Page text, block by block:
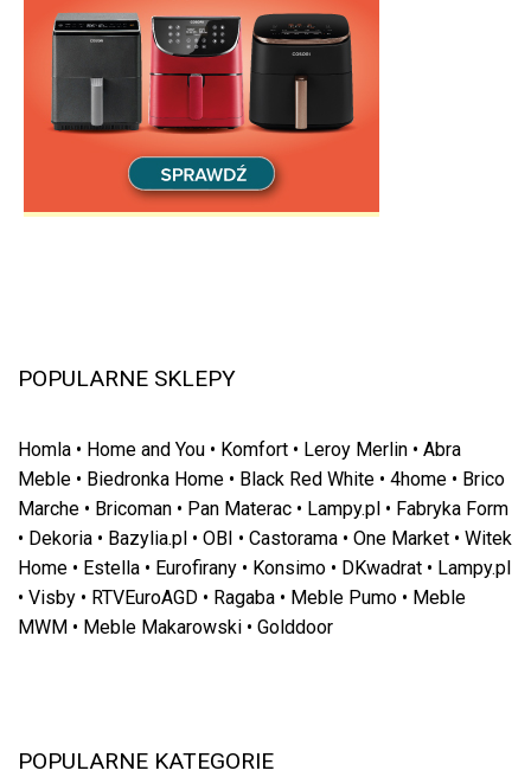
POPULARNE SKLEPY
Homla • Home and You • Komfort • Leroy Merlin • Abra
Meble • Biedronka Home • Black Red White • 4home • Brico
Marche • Bricoman • Pan Materac • Lampy.pl • Fabryka Form
• Dekoria • Bazylia.pl • OBI • Castorama • One Market • Witek
Home • Estella • Eurofirany • Konsimo • DKwadrat • Lampy.pl
• Visby • RTVEuroAGD • Ragaba • Meble Pumo • Meble
MWM • Meble Makarowski • Golddoor
POPULARNE KATEGORIE